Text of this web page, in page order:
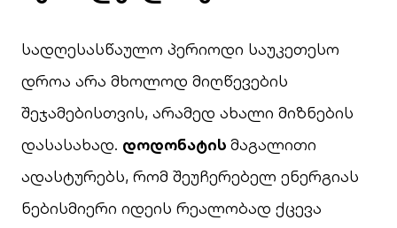
სადღესასწაულო პერიოდი საუკეთესო
დროა არა მხოლოდ მიღწევების
შეჯამებისთვის, არამედ ახალი მიზნების
დასასახად. დოდონატის მაგალითი
ადასტურებს, რომ შეუჩერებელ ენერგიას
ნებისმიერი იდეის რეალობად ქცევა